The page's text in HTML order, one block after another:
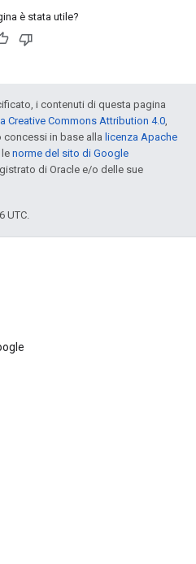
è stata utile?
i contenuti di questa pagina
Creative Commons Attribution 4.0,
in base alla licenza Apache
norme del sito di Google
di Oracle e/o delle sue
UTC.